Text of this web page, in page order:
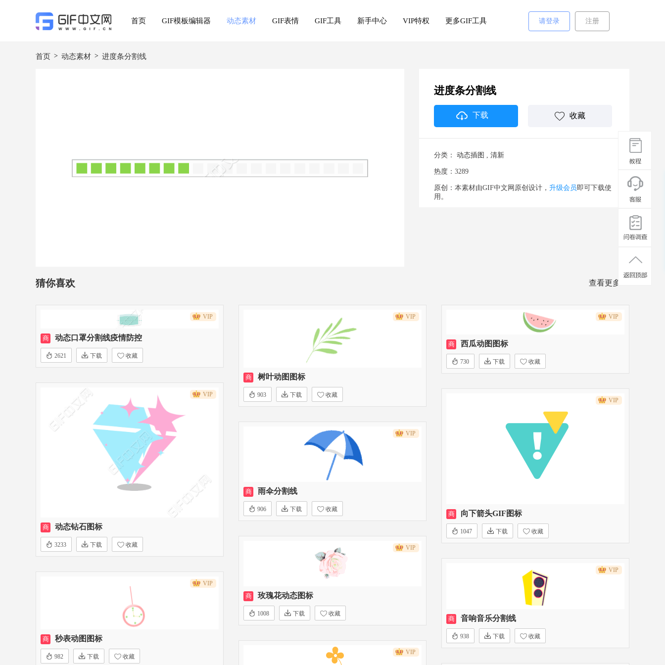
首页 GIF模板编辑器 动态素材 GIF表情 GIF工具 新手中心 VIP特权 更多GIF工具 请登录 注册
首页 > 动态素材 > 进度条分割线
进度条分割线
下载 收藏
分类： 动态插图 , 清新
热度：3289
原创：本素材由GIF中文网原创设计， 升级会员即可下载使
用。
猜你喜欢 查看更多>>
VIP
商 动态口罩分割线疫情防控
2621 下载 收藏
VIP
商 树叶动图图标
903 下载 收藏
VIP
商 西瓜动图图标
730 下载 收藏
VIP
商 动态钻石图标
3233 下载 收藏
VIP
商 向下箭头GIF图标
1047 下载 收藏
VIP
商 雨伞分割线
906 下载 收藏
VIP
商 玫瑰花动态图标
1008 下载 收藏
VIP
商 音响音乐分割线
938 下载 收藏
VIP
商 秒表动图图标
982 下载 收藏
VIP